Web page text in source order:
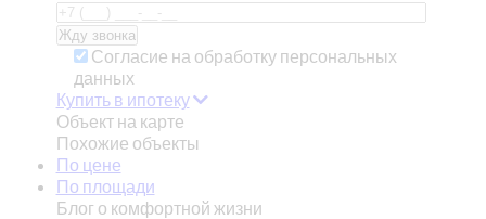
Согласие на обработку персональных
данных
Купить в ипотеку
Объект на карте
Похожие объекты
По цене
По площади
Блог о комфортной жизни